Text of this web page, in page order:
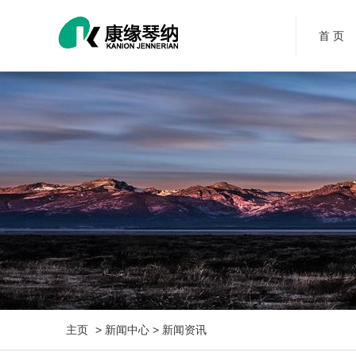
首 页
主页 > 新闻中心 > 新闻资讯